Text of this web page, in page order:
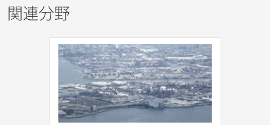
関連分野